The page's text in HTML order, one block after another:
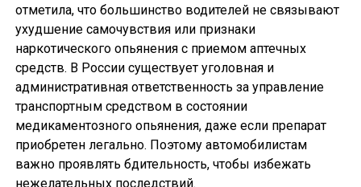
отметила, что большинство водителей не связывают
ухудшение самочувствия или признаки
наркотического опьянения с приемом аптечных
средств. В России существует уголовная и
административная ответственность за управление
транспортным средством в состоянии
медикаментозного опьянения, даже если препарат
приобретен легально. Поэтому автомобилистам
важно проявлять бдительность, чтобы избежать
нежелательных последствий.